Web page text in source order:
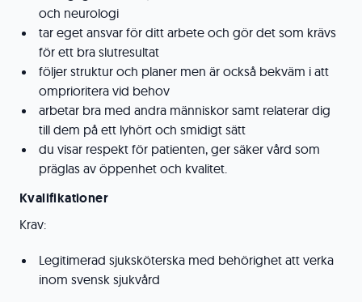
och neurologi
tar eget ansvar för ditt arbete och gör det som krävs
för ett bra slutresultat
följer struktur och planer men är också bekväm i att
omprioritera vid behov
arbetar bra med andra människor samt relaterar dig
till dem på ett lyhört och smidigt sätt
du visar respekt för patienten, ger säker vård som
präglas av öppenhet och kvalitet.
Kvalifikationer
Krav:
Legitimerad sjuksköterska med behörighet att verka
inom svensk sjukvård